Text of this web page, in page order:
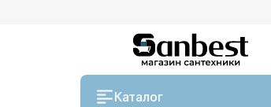
Каталог